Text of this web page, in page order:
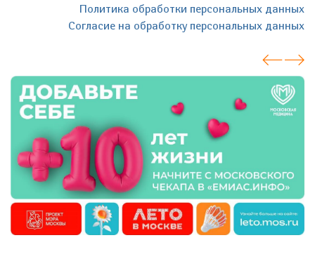
Политика обработки персональных данных
Согласие на обработку персональных данных